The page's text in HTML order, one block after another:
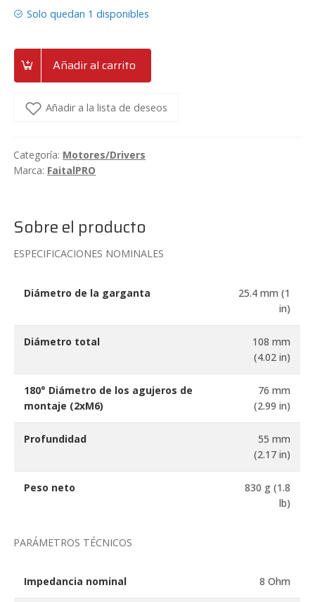
Solo quedan 1 disponibles
Añadir al carrito
Añadir a la lista de deseos
Categoría: Motores/Drivers
Marca: FaitalPRO
Sobre el producto
ESPECIFICACIONES NOMINALES
Diámetro de la garganta
25.4 mm (1
in)
Diámetro total
108 mm
(4.02 in)
180° Diámetro de los agujeros de
montaje (2xM6)
76 mm
(2.99 in)
Profundidad
55 mm
(2.17 in)
Peso neto
830 g (1.8
lb)
PARÁMETROS TÉCNICOS
Impedancia nominal 8 Ohm